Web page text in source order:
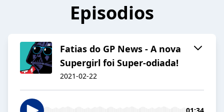
Episodios
Fatias do GP News - A nova
Supergirl foi Super-odiada!
2021-02-22